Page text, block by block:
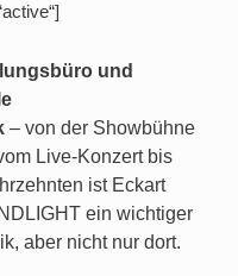
und
– von der Showbühne
Live-Konzert bis
ist Eckart
ein wichtiger
aber nicht nur dort.